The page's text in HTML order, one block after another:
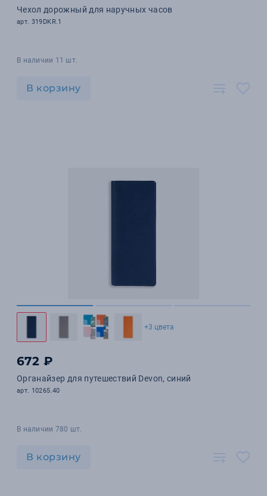
Чехол дорожный для наручных часов
арт. 319DKR.1
В наличии 11 шт.
В корзину
+3 цвета
672 ₽
Органайзер для путешествий Devon, синий
арт. 10265.40
В наличии 780 шт.
В корзину